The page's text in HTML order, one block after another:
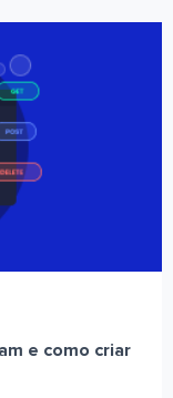
e como criar